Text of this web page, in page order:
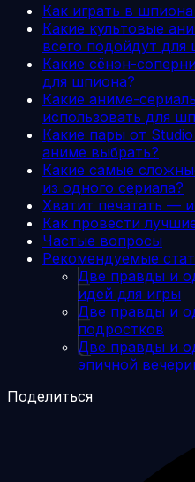
Как играть в
Какие культовые
всего подойдут для
Какие сёнэн-
для шпиона?
Какие аниме-
использовать для
Какие пары от
аниме выбрать?
Какие самые
из одного сериала?
Хватит печатать —
Как провести
Частые вопросы
Рекомендуемые
Две правды и
идей для игры
Две правды и
подростков
Две правды и
эпичной
Поделиться